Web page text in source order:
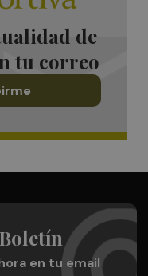
de
tu correo
en tu email